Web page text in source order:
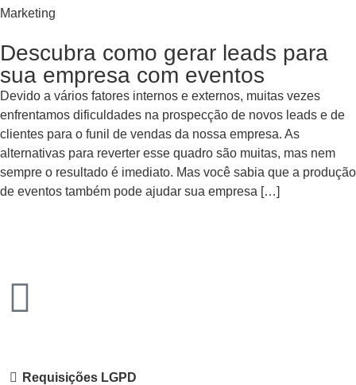
Marketing
Descubra como gerar leads para
sua empresa com eventos
Devido a vários fatores internos e externos, muitas vezes
enfrentamos dificuldades na prospecção de novos leads e de
clientes para o funil de vendas da nossa empresa. As
alternativas para reverter esse quadro são muitas, mas nem
sempre o resultado é imediato. Mas você sabia que a produção
de eventos também pode ajudar sua empresa […]
Requisições LGPD